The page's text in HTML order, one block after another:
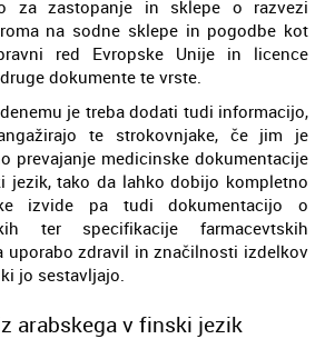
za zastopanje in sklepe o razvezi
na sodne sklepe in pogodbe kot
red Evropske Unije in licence
dokumente te vrste.
je treba dodati tudi informacijo,
te strokovnjake, če jim je
prevajanje medicinske dokumentacije
jezik, tako da lahko dobijo kompletno
izvide pa tudi dokumentacijo o
ter specifikacije farmacevtskih
uporabo zdravil in značilnosti izdelkov
jo sestavljajo.
arabskega v finski jezik